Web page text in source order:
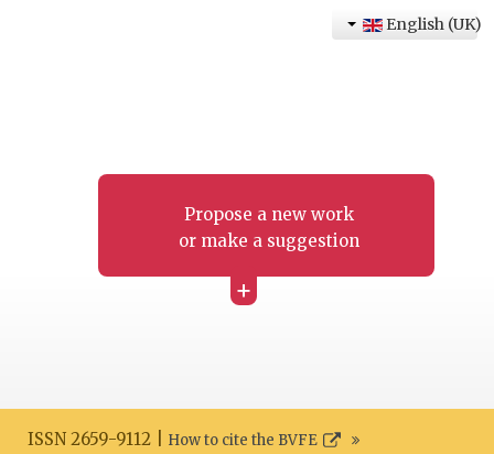
Propose a new work
or make a suggestion
+
English (UK)
ISSN 2659-9112 | How to cite the BVFE